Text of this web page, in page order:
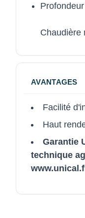
Chaudière
AVANTAGES
Facilité
Haut
Garantie
technique